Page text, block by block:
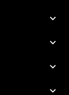



